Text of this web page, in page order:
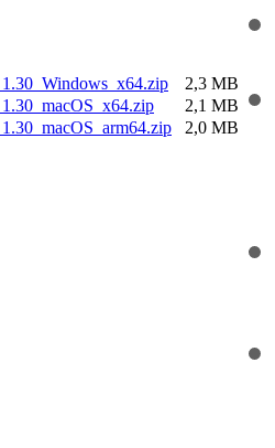
2,3 MB
2,1 MB
2,0 MB